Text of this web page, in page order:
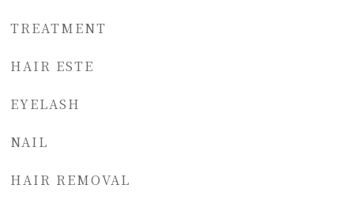
TREATMENT
HAIR ESTE
EYELASH
NAIL
HAIR REMOVAL